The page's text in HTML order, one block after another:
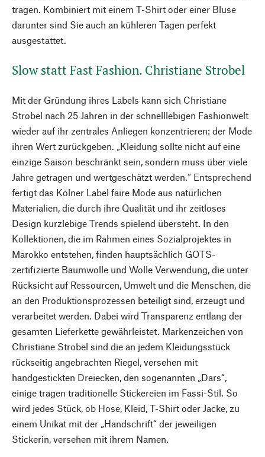
tragen. Kombiniert mit einem T-Shirt oder einer Bluse
darunter sind Sie auch an kühleren Tagen perfekt
ausgestattet.
Slow statt Fast Fashion. Christiane Strobel
Mit der Gründung ihres Labels kann sich Christiane
Strobel nach 25 Jahren in der schnelllebigen Fashionwelt
wieder auf ihr zentrales Anliegen konzentrieren: der Mode
ihren Wert zurückgeben. „Kleidung sollte nicht auf eine
einzige Saison beschränkt sein, sondern muss über viele
Jahre getragen und wertgeschätzt werden.“ Entsprechend
fertigt das Kölner Label faire Mode aus natürlichen
Materialien, die durch ihre Qualität und ihr zeitloses
Design kurzlebige Trends spielend übersteht. In den
Kollektionen, die im Rahmen eines Sozialprojektes in
Marokko entstehen, finden hauptsächlich GOTS-
zertifizierte Baumwolle und Wolle Verwendung, die unter
Rücksicht auf Ressourcen, Umwelt und die Menschen, die
an den Produktionsprozessen beteiligt sind, erzeugt und
verarbeitet werden. Dabei wird Transparenz entlang der
gesamten Lieferkette gewährleistet. Markenzeichen von
Christiane Strobel sind die an jedem Kleidungsstück
rückseitig angebrachten Riegel, versehen mit
handgestickten Dreiecken, den sogenannten „Dars“,
einige tragen traditionelle Stickereien im Fassi-Stil. So
wird jedes Stück, ob Hose, Kleid, T-Shirt oder Jacke, zu
einem Unikat mit der „Handschrift“ der jeweiligen
Stickerin, versehen mit ihrem Namen.